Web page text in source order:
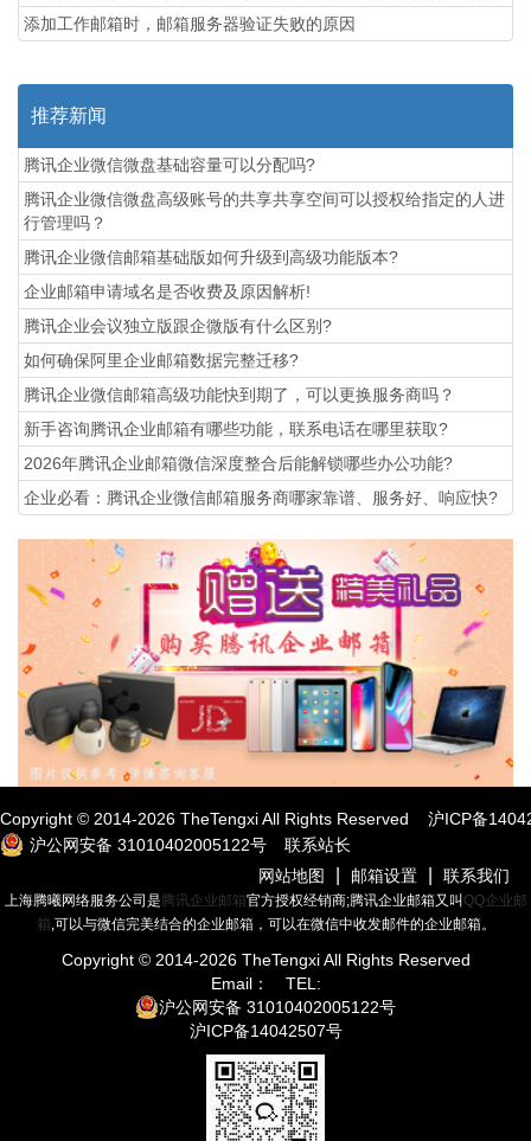
添加工作邮箱时，邮箱服务器验证失败的原因
推荐新闻
腾讯企业微信微盘基础容量可以分配吗?
腾讯企业微信微盘高级账号的共享共享空间可以授权给指定的人进
行管理吗？
腾讯企业微信邮箱基础版如何升级到高级功能版本?
企业邮箱申请域名是否收费及原因解析!
腾讯企业会议独立版跟企微版有什么区别?
如何确保阿里企业邮箱数据完整迁移?
腾讯企业微信邮箱高级功能‌快到期了，可以更换服务商吗？
新手咨询腾讯企业邮箱有哪些功能，联系电话在哪里获取?
2026年腾讯企业邮箱微信深度整合后能解锁哪些办公功能?
企业必看：腾讯企业微信邮箱服务商哪家靠谱、服务好、响应快?
Copyright © 2014-2026 TheTengxi All Rights Reserved 沪ICP备
沪公网安备 31010402005122号
联系站长
网站地图
邮箱设置 联系我们
上海腾曦网络服务公司是 腾讯企业邮箱官方授权经销商;腾讯企业邮箱又叫 QQ企业邮
箱 ,可以与微信完美结合的企业邮箱，可以在微信中收发邮件的企业邮箱。
Copyright © 2014-2026TheTengxi All Rights Reserved
Email：
TEL:
沪公网安备 31010402005122号
沪ICP备14042507号